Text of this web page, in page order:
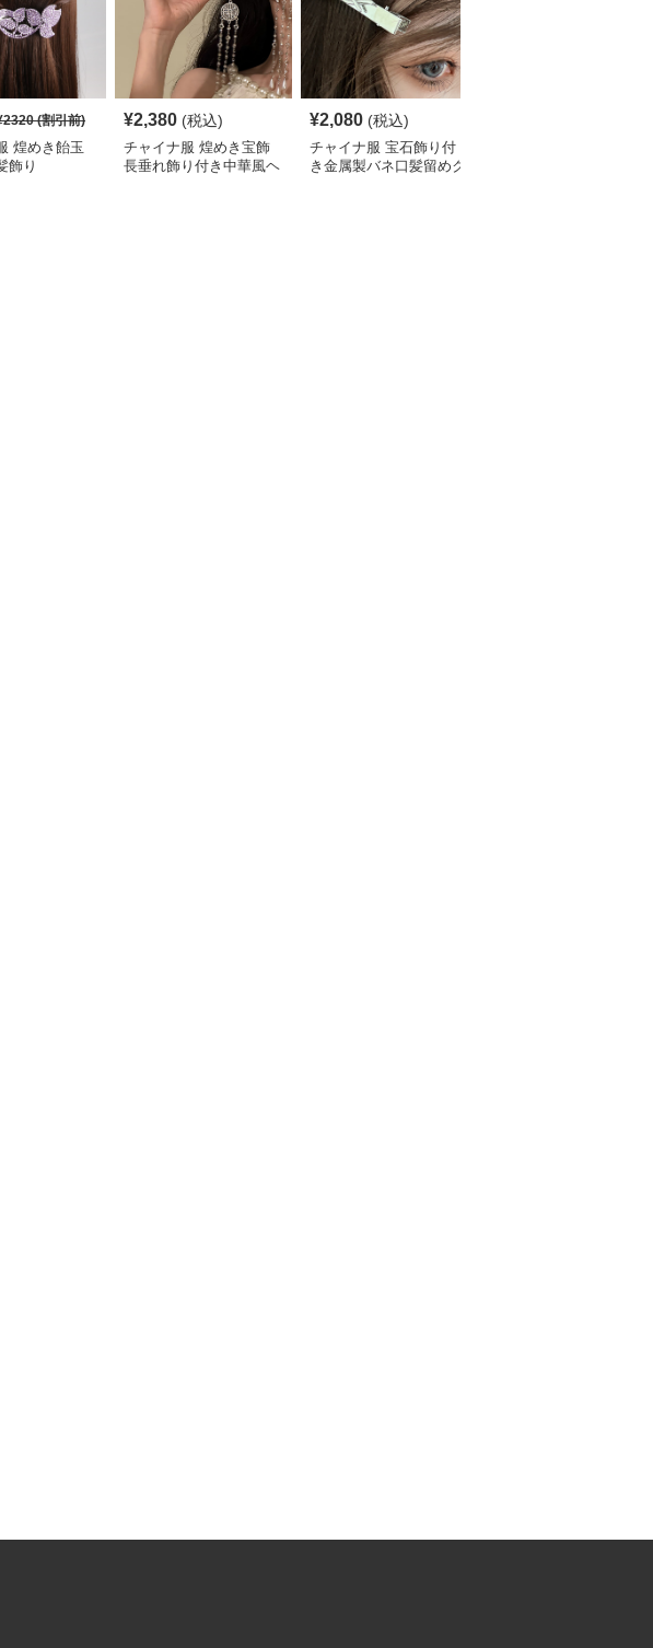
2320(割引前)
煌めき飴玉
飾り
¥2,380 (税込)
チャイナ服 煌めき宝飾
長垂れ飾り付き中華風ヘ
¥2,080 (税込)
チャイナ服 宝石飾り付
き金属製バネ口髪留めク